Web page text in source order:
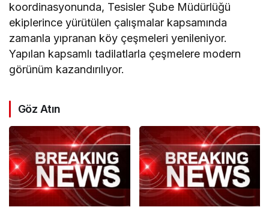
koordinasyonunda, Tesisler Şube Müdürlüğü
ekiplerince yürütülen çalışmalar kapsamında
zamanla yıpranan köy çeşmeleri yenileniyor.
Yapılan kapsamlı tadilatlarla çeşmelere modern
görünüm kazandırılıyor.
Göz Atın